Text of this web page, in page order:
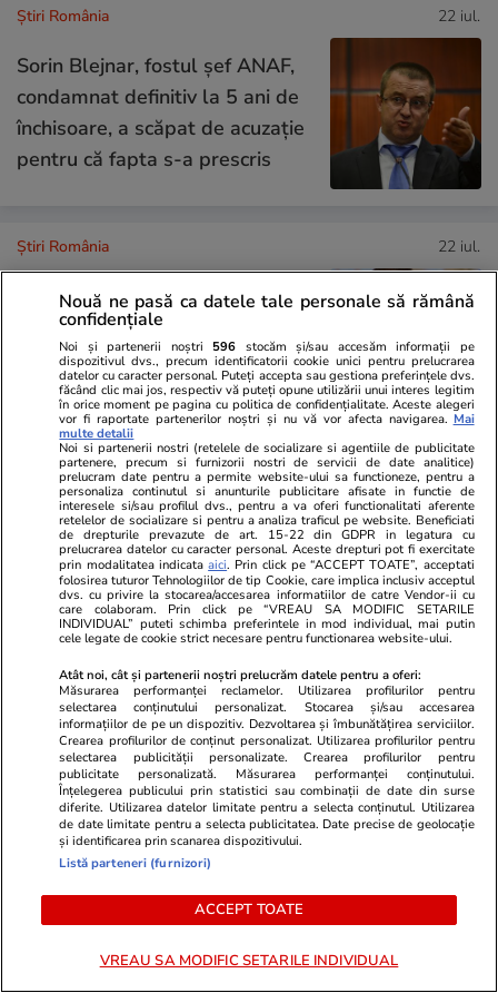
Știri România 22 iul.
Sorin Blejnar, fostul șef ANAF,
condamnat definitiv la 5 ani de
închisoare, a scăpat de acuzație
pentru că fapta s-a prescris
Știri România 22 iul.
Sorin Grindeanu, reacție după
imaginile cu Marcel Ciolacu și
Ionel Arsene surprinși la masă,
în Italia: „Fiecare răspunde de
ceea ce face”
Interviu
Știri România 22 iul.
Cum ne schimbă psihanaliza și
de ce suferința face parte din
vindecare. Psihoterapeuta Ioana
Scoruș: „Oamenii se raportează
la viață într-un mod idealizat,
iar asta menține sentimentul
neîmplinirii”
22 iul.
Lumea după 2015
Nouă ne pasă ca datele tale personale să rămână
confidențiale
Noi și partenerii noștri 596 stocăm și/sau accesăm informații pe
dispozitivul dvs., precum identificatorii cookie unici pentru prelucrarea
datelor cu caracter personal. Puteți accepta sau gestiona preferințele dvs.
făcând clic mai jos, respectiv vă puteți opune utilizării unui interes legitim
în orice moment pe pagina cu politica de confidențialitate. Aceste alegeri
vor fi raportate partenerilor noștri și nu vă vor afecta navigarea. Mai
multe detalii
Noi si partenerii nostri (retelele de socializare si agentiile de publicitate
partenere, precum si furnizorii nostri de servicii de date analitice)
prelucram date pentru a permite website-ului sa functioneze, pentru a
personaliza continutul si anunturile publicitare afisate in functie de
interesele si/sau profilul dvs., pentru a va oferi functionalitati aferente
retelelor de socializare si pentru a analiza traficul pe website. Beneficiati
de drepturile prevazute de art. 15-22 din GDPR in legatura cu
prelucrarea datelor cu caracter personal. Aceste drepturi pot fi exercitate
prin modalitatea indicataaici. Prin click pe “ACCEPT TOATE”, acceptati
folosirea tuturor Tehnologiilor de tip Cookie, care implica inclusiv acceptul
dvs. cu privire la stocarea/accesarea informatiilor de catre Vendor-ii cu
care colaboram. Prin click pe “VREAU SA MODIFIC SETARILE
INDIVIDUAL” puteti schimba preferintele in mod individual, mai putin
cele legate de cookie strict necesare pentru functionarea website-ului.
Atât noi, cât și partenerii noștri prelucrăm datele pentru a oferi:
Măsurarea performanței reclamelor. Utilizarea profilurilor pentru
selectarea conținutului personalizat. Stocarea și/sau accesarea
informațiilor de pe un dispozitiv. Dezvoltarea și îmbunătățirea serviciilor.
Crearea profilurilor de conținut personalizat. Utilizarea profilurilor pentru
selectarea publicității personalizate. Crearea profilurilor pentru
publicitate personalizată. Măsurarea performanței conținutului.
Înțelegerea publicului prin statistici sau combinații de date din surse
diferite. Utilizarea datelor limitate pentru a selecta conținutul. Utilizarea
de date limitate pentru a selecta publicitatea. Date precise de geolocație
și identificarea prin scanarea dispozitivului.
Listă parteneri (furnizori)
ACCEPT TOATE
VREAU SA MODIFIC SETARILE INDIVIDUAL